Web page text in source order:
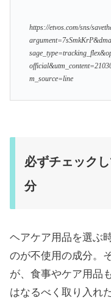
https://etvos.com/sns/
m_source=line
必ずチェック
分
ヘアケア用品を選ぶ
のが不使用の成分。
が、食事やケア用品
はなるべく取り入れ